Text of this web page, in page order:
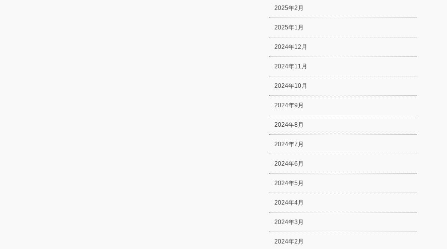
2025年2月
2025年1月
2024年12月
2024年11月
2024年10月
2024年9月
2024年8月
2024年7月
2024年6月
2024年5月
2024年4月
2024年3月
2024年2月